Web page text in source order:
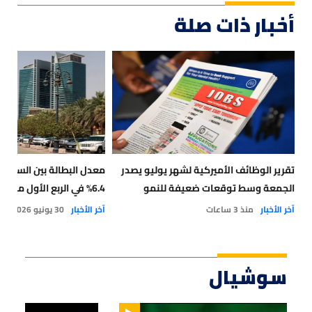
أخبار ذات صلة
تقرير الوظائف الأميركية لشهر يوليو يصدر
الجمعة وسط توقعات ضعيفة للنمو
آخر الأخبار منذ 3 ساعات
معدل ⁧‫البطالة‬⁩
6.4% في الربع الأول من 2026
آخر الأخبار 30 يونيو 2026
سوشيال